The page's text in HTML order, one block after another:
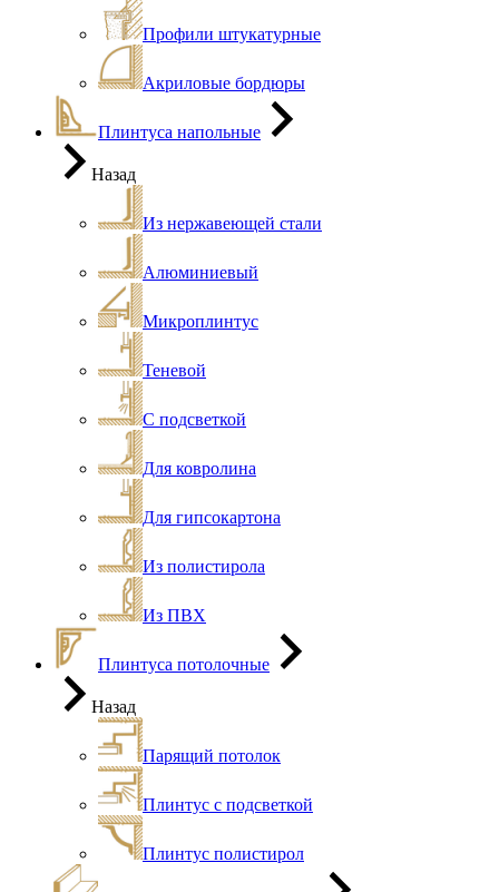
Профили штукатурные
Акриловые бордюры
Плинтуса напольные
Назад
Из нержавеющей стали
Алюминиевый
Микроплинтус
Теневой
С подсветкой
Для ковролина
Для гипсокартона
Из полистирола
Из ПВХ
Плинтуса потолочные
Назад
Парящий потолок
Плинтус с подсветкой
Плинтус полистирол